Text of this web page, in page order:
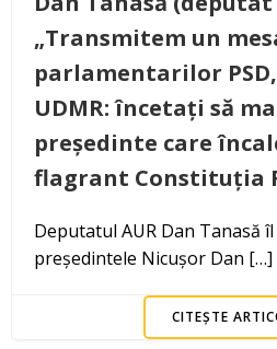
„Transmitem un
parlamentarilor PSD,
UDMR: încetați să
președinte care
flagrant Constituția
Deputatul AUR Dan Tanasă îl
președintele Nicușor Dan […]
CITEȘTE